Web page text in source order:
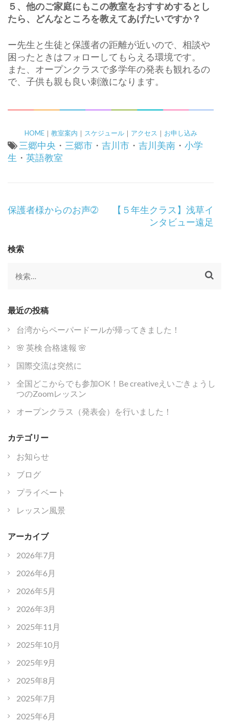
５、他のご家庭にもこの教室をおすすめするとし
たら、どんなところを教えてあげたいですか？
ー先生と生徒と保護者の距離が近いので、相談や
困ったときはフォローしてもらえる環境です。
また、オープンクラスで多学年の発表も観れるの
で、子供も親も良い刺激になります。
HOME｜ 教室案内 ｜ スケジュール｜ アクセス ｜ お申し込み
三郷中央 ・ 三郷市 ・ 吉川市 ・ 吉川美南 ・ 小学
生 ・ 英語教室
投
ビ
ゲ
ー
シ
ン
保護者様からのお声➁
【５年生クラス】浅草イ
ンタビュー遠足
検索
検
最近の投稿
台湾からペーパードールが帰ってきました！
🌸 英検 合格速報 🌸
国際交流は突然に
全国どこからでも参加OK！Be creativeえいごきょうし
つのZoomレッスン
オープンクラス（発表会）を行いました！
カテゴリー
お知らせ
ブログ
プライベート
レッスン風景
アーカイブ
2026年7月
2026年6月
2026年5月
2026年3月
2025年11月
2025年10月
2025年9月
2025年8月
2025年7月
2025年6月